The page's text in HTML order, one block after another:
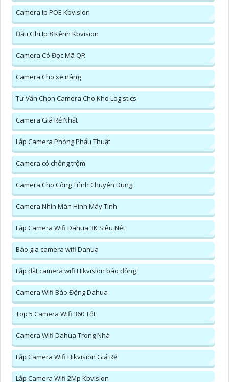
Camera Ip POE Kbvision
Đầu Ghi Ip 8 Kênh Kbvision
Camera Có Đọc Mã QR
Camera Cho xe nâng
Tư Vấn Chọn Camera Cho Kho Logistics
Camera Giá Rẻ Nhất
Lắp Camera Phòng Phẩu Thuật
Camera có chống trộm
Camera Cho Công Trình Chuyên Dụng
Camera Nhìn Màn Hình Máy Tính
Lắp Camera Wifi Dahua 3K Siêu Nét
Báo gia camera wifi Dahua
Lắp đặt camera wifi Hikvision báo động
Camera Wifi Báo Động Dahua
Top 5 Camera Wifi 360 Tốt
Camera Wifi Dahua Trong Nhà
Lắp Camera Wifi Hikvision Giá Rẻ
Lắp Camera Wifi 2Mp Kbvision